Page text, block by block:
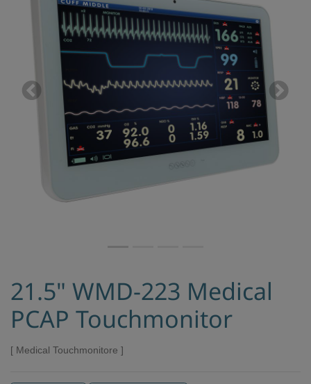
Previous Next
21.5" WMD-223 Medical
PCAP Touchmonitor
Medical Touchmonitore